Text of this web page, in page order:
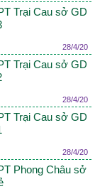
Trại Cau sở GD
28/4/20
Trại Cau sở GD
28/4/20
Trại Cau sở GD
28/4/20
Phong Châu sở